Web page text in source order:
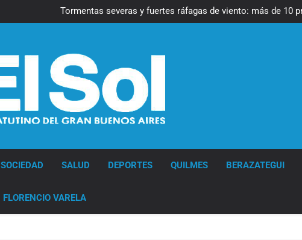
protesta contra la reforma de la
Tormentas severas y fuertes ráfagas de viento: más de 10
alerta
Senado debate el proyecto sobre propiedad privada
Senado debate el proyecto sobre propiedad privada
SOCIEDAD SALUD DEPORTES QUILMES BERAZATEGUI
FLORENCIO VARELA